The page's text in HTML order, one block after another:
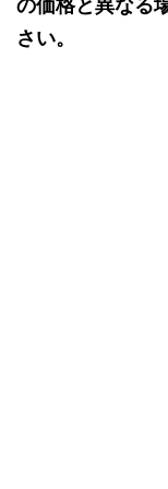
の価格と異なる
さい。